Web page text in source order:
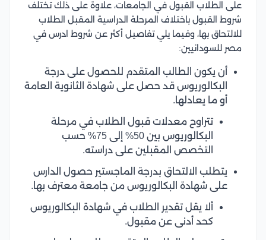
على الطلاب القبول في الجامعات، علاوة على ذلك تختلف
شروط القبول باختلاف المرحلة الدراسية المقبل الطلاب
للالتحاق بها، وفيما يلي تفاصيل أكثر عن شروط ادرس في
مصر للسودانيين:
أن يكون الطالب المتقدم للحصول على درجة
البكالوريوس قد حصل على شهادة الثانوية العامة
أو ما يعادلها.
تتراوح معدلات قبول الطلاب في مرحلة
البكالوريوس بين 50% إلى 75% حسب
التخصص المقبلين على دراسته.
يتطلب الالتحاق بدرجة الماجستير حصول الدارس
على شهادة البكالوريوس من جامعة معترف بها.
ألا يقل تقدير الطلاب في شهادة البكالوريوس
كحد أدنى عن مقبول.